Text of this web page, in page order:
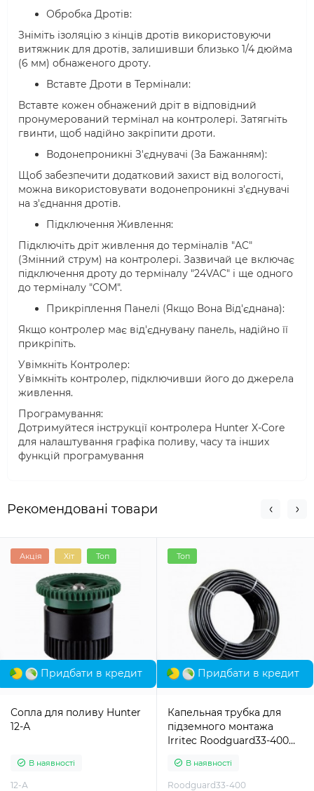
Обробка Дротів:
Зніміть ізоляцію з кінців дротів використовуючи
витяжник для дротів, залишивши близько 1/4 дюйма
(6 мм) обнаженого дроту.
Вставте Дроти в Термінали:
Вставте кожен обнажений дріт в відповідний
пронумерований термінал на контролері. Затягніть
гвинти, щоб надійно закріпити дроти.
Водонепроникні З'єднувачі (За Бажанням):
Щоб забезпечити додатковий захист від вологості,
можна використовувати водонепроникні з'єднувачі
на з'єднання дротів.
Підключення Живлення:
Підключіть дріт живлення до терміналів "AC"
(Змінний струм) на контролері. Зазвичай це включає
підключення дроту до терміналу "24VAC" і ще одного
до терміналу "COM".
Прикріплення Панелі (Якщо Вона Від'єднана):
Якщо контролер має від'єднувану панель, надійно її
прикріпіть.
Увімкніть Контролер:
Увімкніть контролер, підключивши його до джерела
живлення.
Програмування:
Дотримуйтеся інструкції контролера Hunter X-Core
для налаштування графіка поливу, часу та інших
функцій програмування
Рекомендовані товари
Акція Хіт Топ
Сопла для поливу Hunter
12-А
В наявності
12-А
Придбати в кредит
Топ
Капельная трубка для
підземного монтажа
Irritec Roodguard33-400
В наявності
Roodguard33-400
Придбати в кредит